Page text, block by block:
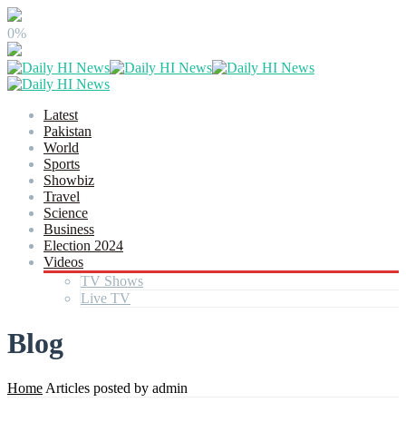
0%
Latest
Pakistan
World
Sports
Showbiz
Travel
Science
Business
Election 2024
Videos
TV Shows
Live TV
Blog
Home Articles posted by admin